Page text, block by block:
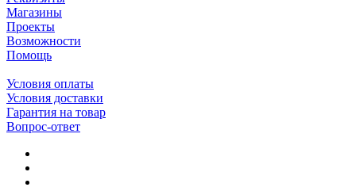
Магазины
Проекты
Возможности
Помощь
Условия оплаты
Условия доставки
Гарантия на товар
Вопрос-ответ